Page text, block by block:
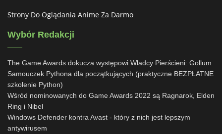
Strony Do Oglądania Anime Za Darmo
Wybór Redakcji
The Game Awards dokucza występowi Władcy Pierścieni: Gollum
Samouczek Pythona dla początkujących (praktyczne BEZPŁATNE
szkolenie Python)
Wśród nominowanych do Game Awards 2022 są Ragnarok, Elden
Ring i Nibel
Windows Defender kontra Avast - który z nich jest lepszym
antywirusem